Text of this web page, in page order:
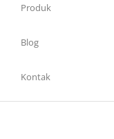
Produk
Blog
Kontak